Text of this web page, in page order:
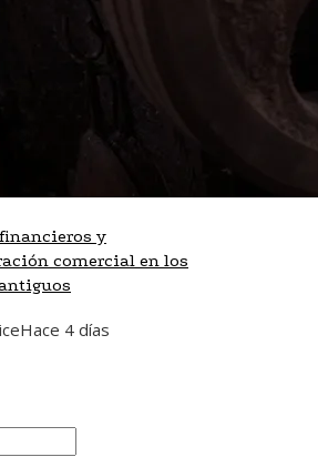
y
comercial en los
Hace 4 días